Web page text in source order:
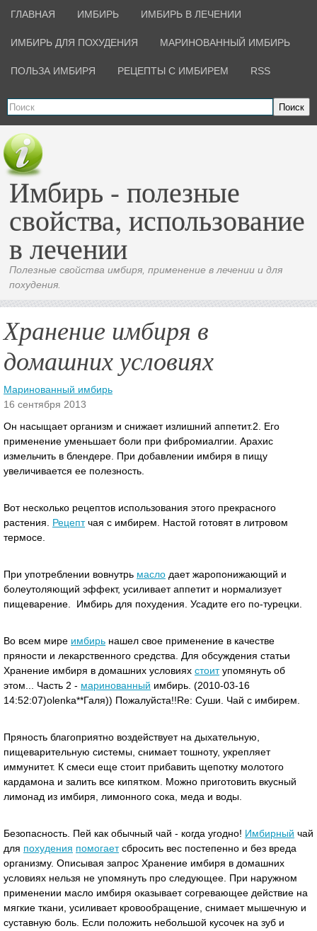
ГЛАВНАЯ ИМБИРЬ ИМБИРЬ В ЛЕЧЕНИИ
ИМБИРЬ ДЛЯ ПОХУДЕНИЯ МАРИНОВАННЫЙ ИМБИРЬ
ПОЛЬЗА ИМБИРЯ РЕЦЕПТЫ С ИМБИРЕМ RSS
Поиск
Имбирь - полезные
свойства, использование
в лечении
Полезные свойства имбиря, применение в лечении и для
похудения.
Хранение имбиря в
домашних условиях
Маринованный имбирь
16 сентября 2013
Он насыщает организм и снижает излишний аппетит.2. Его
применение уменьшает боли при фибромиалгии. Арахис
измельчить в блендере. При добавлении имбиря в пищу
увеличивается ее полезность.
Вот несколько рецептов использования этого прекрасного
растения. Рецептчая с имбирем.
Настой готовят в литровом
термосе.
При употреблении вовнутрь масло дает жаропонижающий и
болеутоляющий эффект, усиливает аппетит и нормализует
пищеварение. Имбирь для похудения. Усадите его по-турецки.
Во всем мире имбирь нашел свое применение в качестве
пряности и лекарственного средства. Для обсуждения статьи
Хранение имбиря в домашних условиях стоитупомянуть об
этом... Часть 2 - маринованный имбирь. (2010-03-16
14:52:07)olenka**Галя)) Пожалуйста!!Re: Суши. Чай с имбирем.
Пряность благоприятно воздействует на дыхательную,
пищеварительную системы, снимает тошноту, укрепляет
иммунитет. К смеси еще стоит прибавить щепотку молотого
кардамона и залить все кипятком. Можно приготовить вкусный
лимонад из имбиря, лимонного сока, меда и воды.
Безопасность. Пей как обычный чай - когда угодно! Имбирный чай
для похудения помогаетсбросить вес постепенно и без вреда
организму. Описывая запрос Хранение имбиря в домашних
условиях нельзя не упомянуть про следующее. При наружном
применении масло имбиря оказывает согревающее действие на
мягкие ткани, усиливает кровообращение, снимает мышечную и
суставную боль. Если положить небольшой кусочек на зуб и